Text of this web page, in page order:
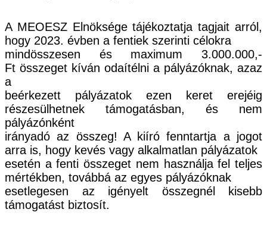
A MEOESZ Elnöksége tájékoztatja tagjait arró l,
hogy 2023. évben a fentiek szerinti célokra
mindösszesen és maximum
3.000.000,-
Ft összeget kíván odaítélni a pályázóknak, azaz
a
beérkezett pályázatok ezen keret erejéig
részesülhetnek támogatásban, és nem
pályázónként
irányadó az összeg! A kiíró fenntartja a jogot
arra is, hogy kevés vagy alkalmatlan pályázatok
esetén a fenti összeget nem használja fel teljes
mértékben, továbbá az egyes pályázóknak
esetlegesen az igényelt összegnél kisebb
támogatást biztosít.